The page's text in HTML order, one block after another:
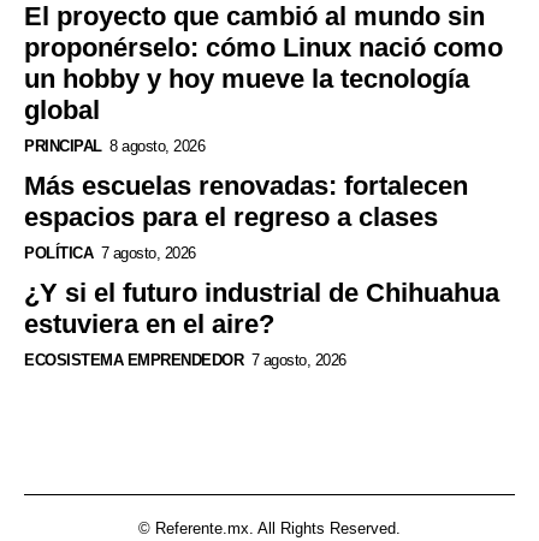
El proyecto que cambió al mundo sin
proponérselo: cómo Linux nació como
un hobby y hoy mueve la tecnología
global
PRINCIPAL 8 agosto, 2026
Más escuelas renovadas: fortalecen
espacios para el regreso a clases
POLÍTICA 7 agosto, 2026
¿Y si el futuro industrial de Chihuahua
estuviera en el aire?
ECOSISTEMA EMPRENDEDOR 7 agosto, 2026
© Referente.mx. All Rights Reserved.